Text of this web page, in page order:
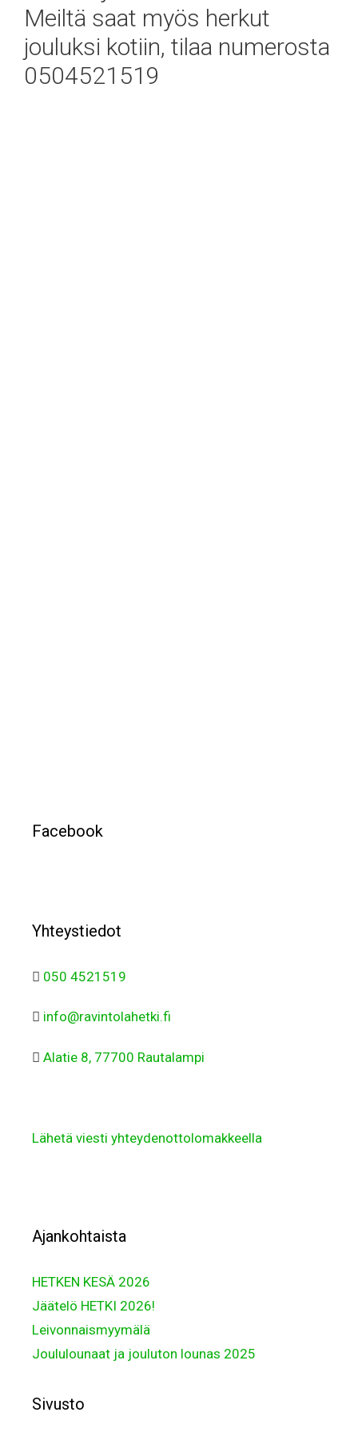
Meiltä saat myös herkut
jouluksi kotiin, tilaa numerosta
0504521519
Facebook
Yhteystiedot
050 4521519
info@ravintolahetki.fi
Alatie 8, 77700 Rautalampi
Lähetä viesti yhteydenottolomakkeella
Ajankohtaista
HETKEN KESÄ 2026
Jäätelö HETKI 2026!
Leivonnaismyymälä
Joululounaat ja jouluton lounas 2025
Sivusto